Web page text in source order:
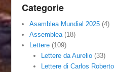
Categorie
Asamblea Mundial 2025 (4)
Assemblea (18)
Lettere (109)
Lettere da Aurelio(33)
Lettere di Carlos Roberto